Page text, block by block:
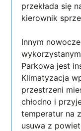
przekłada się
kierownik
Innym
Parkowa jest
Klimatyzacja
przestrzeni
chłodno i
temperatur na
usuwa z